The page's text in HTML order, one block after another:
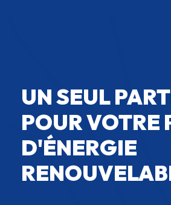
UN SEUL
POUR VOTRE
D'ÉNERGIE